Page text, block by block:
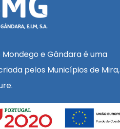
Mondego e Gândara é uma
pelos Municípios de Mira,